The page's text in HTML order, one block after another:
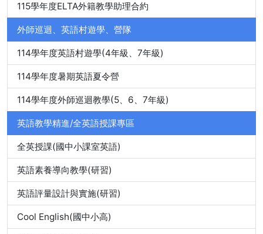
115學年度ELTA外籍教學助理合約
外師巡迴、英語村遊學、營隊
114學年度英語村遊學(4年級、7年級)
114學年度暑期英語夏令營
114學年度外師巡迴教學(5、6、7年級)
英語教學精進/全英語授課專區
全英授課(國中小課室英語)
英語素養導向教學(研習)
英語評量設計與實施(研習)
Cool English(國中小高)